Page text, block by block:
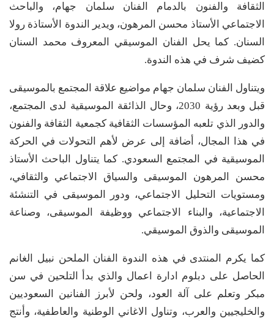
الثقافة والفنون بالدمام الفنان سلمان جهام، والباحث
الاجتماعي الأستاذ محسن المرهون، ويدير الندوة الأستاذة رولا
السنان. كما يحل الفنان الموسيقي المعروف محمد السنان
كضيف شرف في هذه الندوة.
ويتناول الفنان سلمان جهام مواضيع علاقة المجتمع بالموسيقى
قبل وبعد رؤية 2030، وحال الذائقة الموسيقية لدى المجتمع،
والدور الذي تلعبه المؤسسات الثقافية كجمعية الثقافة والفنون
في هذا المجال، أضافة إلى عرض لأهم التحولات في الحركة
الموسيقية في المجتمع السعودي. كما يتناول الباحث الأستاذ
محسن المرهون الموسيقى والسياق الاجتماعي والثقافي،
ومستويات التحليل الاجتماعي، ودور الموسيقى في التنشئة
الاجتماعية، والبناء الاجتماعي ووظيفة الموسيقى، وصناعة
الموسيقى والذوق الموسيقي.
كما يكرم المنتدى في هذه الندوة الفنان الملحن نبيل الغانم
الحاصل على دبلوم ادارة اعمال والذي بدأ التلحين في سن
مبكر وتعلم على آلة العود، ولحن لأبرز الفنانين السعوديين
والخليجيين والعرب، وتناول الاغاني الوطنية والعاطفية، وأنتج